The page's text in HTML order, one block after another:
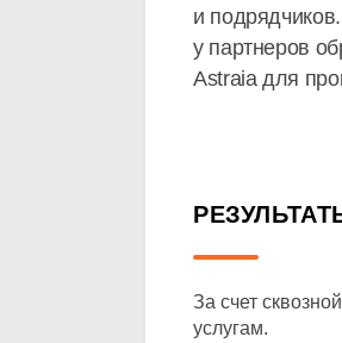
и
у партнеров
Astraia для
За счет
услугам.